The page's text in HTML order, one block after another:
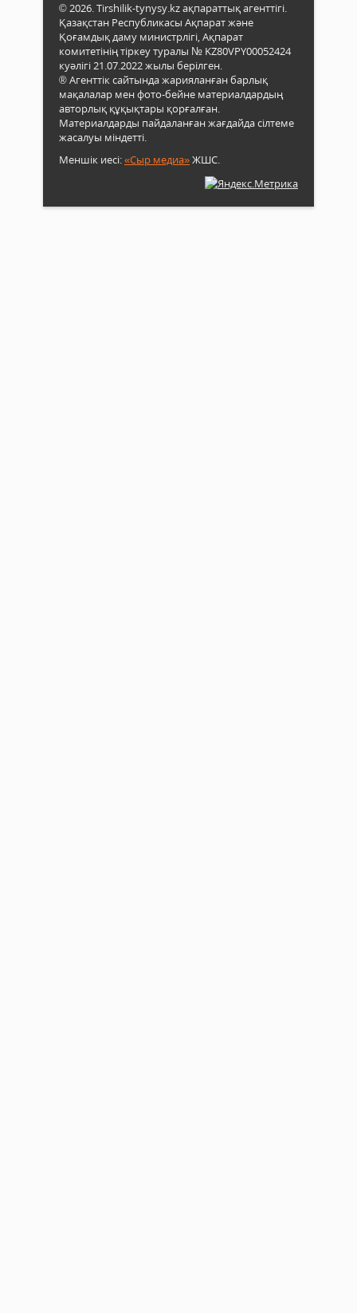
© 2026. Tirshilik-tynysy.kz ақпараттық агенттігі.
Қазақстан Республикасы Ақпарат және
Қоғамдық даму министрлігі, Ақпарат
комитетінің тіркеу туралы № KZ80VPY00052424
куәлігі 21.07.2022 жылы берілген.
® Агенттік сайтында жарияланған барлық
мақалалар мен фото-бейне материалдардың
авторлық құқықтары қорғалған.
Материалдарды пайдаланған жағдайда сілтеме
жасалуы міндетті.
Меншік иесі:«Сыр медиа»ЖШС.